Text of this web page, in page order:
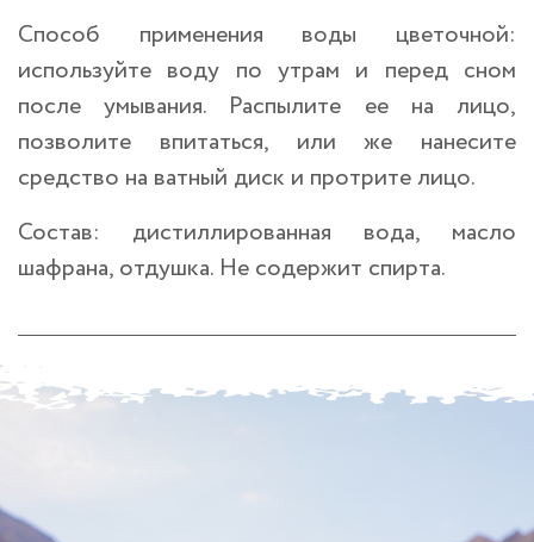
Способ применения воды цветочной:
используйте воду по утрам и перед сном
после умывания. Распылите ее на лицо,
позволите впитаться, или же нанесите
средство на ватный диск и протрите лицо.
Состав: дистиллированная вода, масло
шафрана, отдушка. Не содержит спирта.